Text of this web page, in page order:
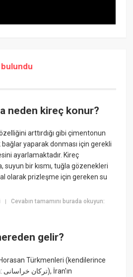
neden kireç konur?
arttırdığı gibi çimentonun
yaparak donması için gerekli
ayarlamaktadır. Kireç
suyun bir kısmı, tuğla gözenekleri
olarak prizleşme için gereken su
|Cevabın tamamını burada okuyun:
gelir?
Türkmenleri (kendilerince